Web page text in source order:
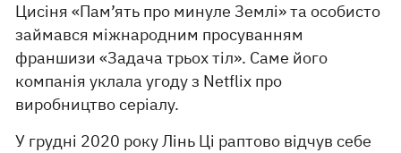
Цисіня «Пам’ять про минуле Землі» та особисто
займався міжнародним просуванням
франшизи «Задача трьох тіл». Саме його
компанія уклала угоду з Netflix про
виробництво серіалу.
У грудні 2020 року Лінь Ці раптово відчув себе